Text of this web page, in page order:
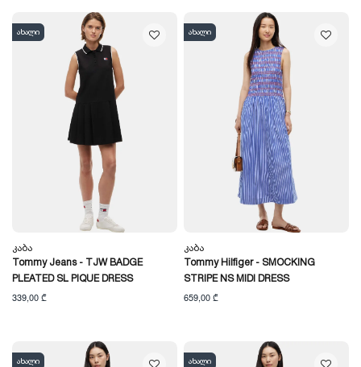
ახალი
Კაბა
Tommy Jeans - TJW BADGE
PLEATED SL PIQUE DRESS
339,00 ₾
ახალი
Კაბა
Tommy Hilfiger - SMOCKING
STRIPE NS MIDI DRESS
659,00 ₾
ახალი ახალი